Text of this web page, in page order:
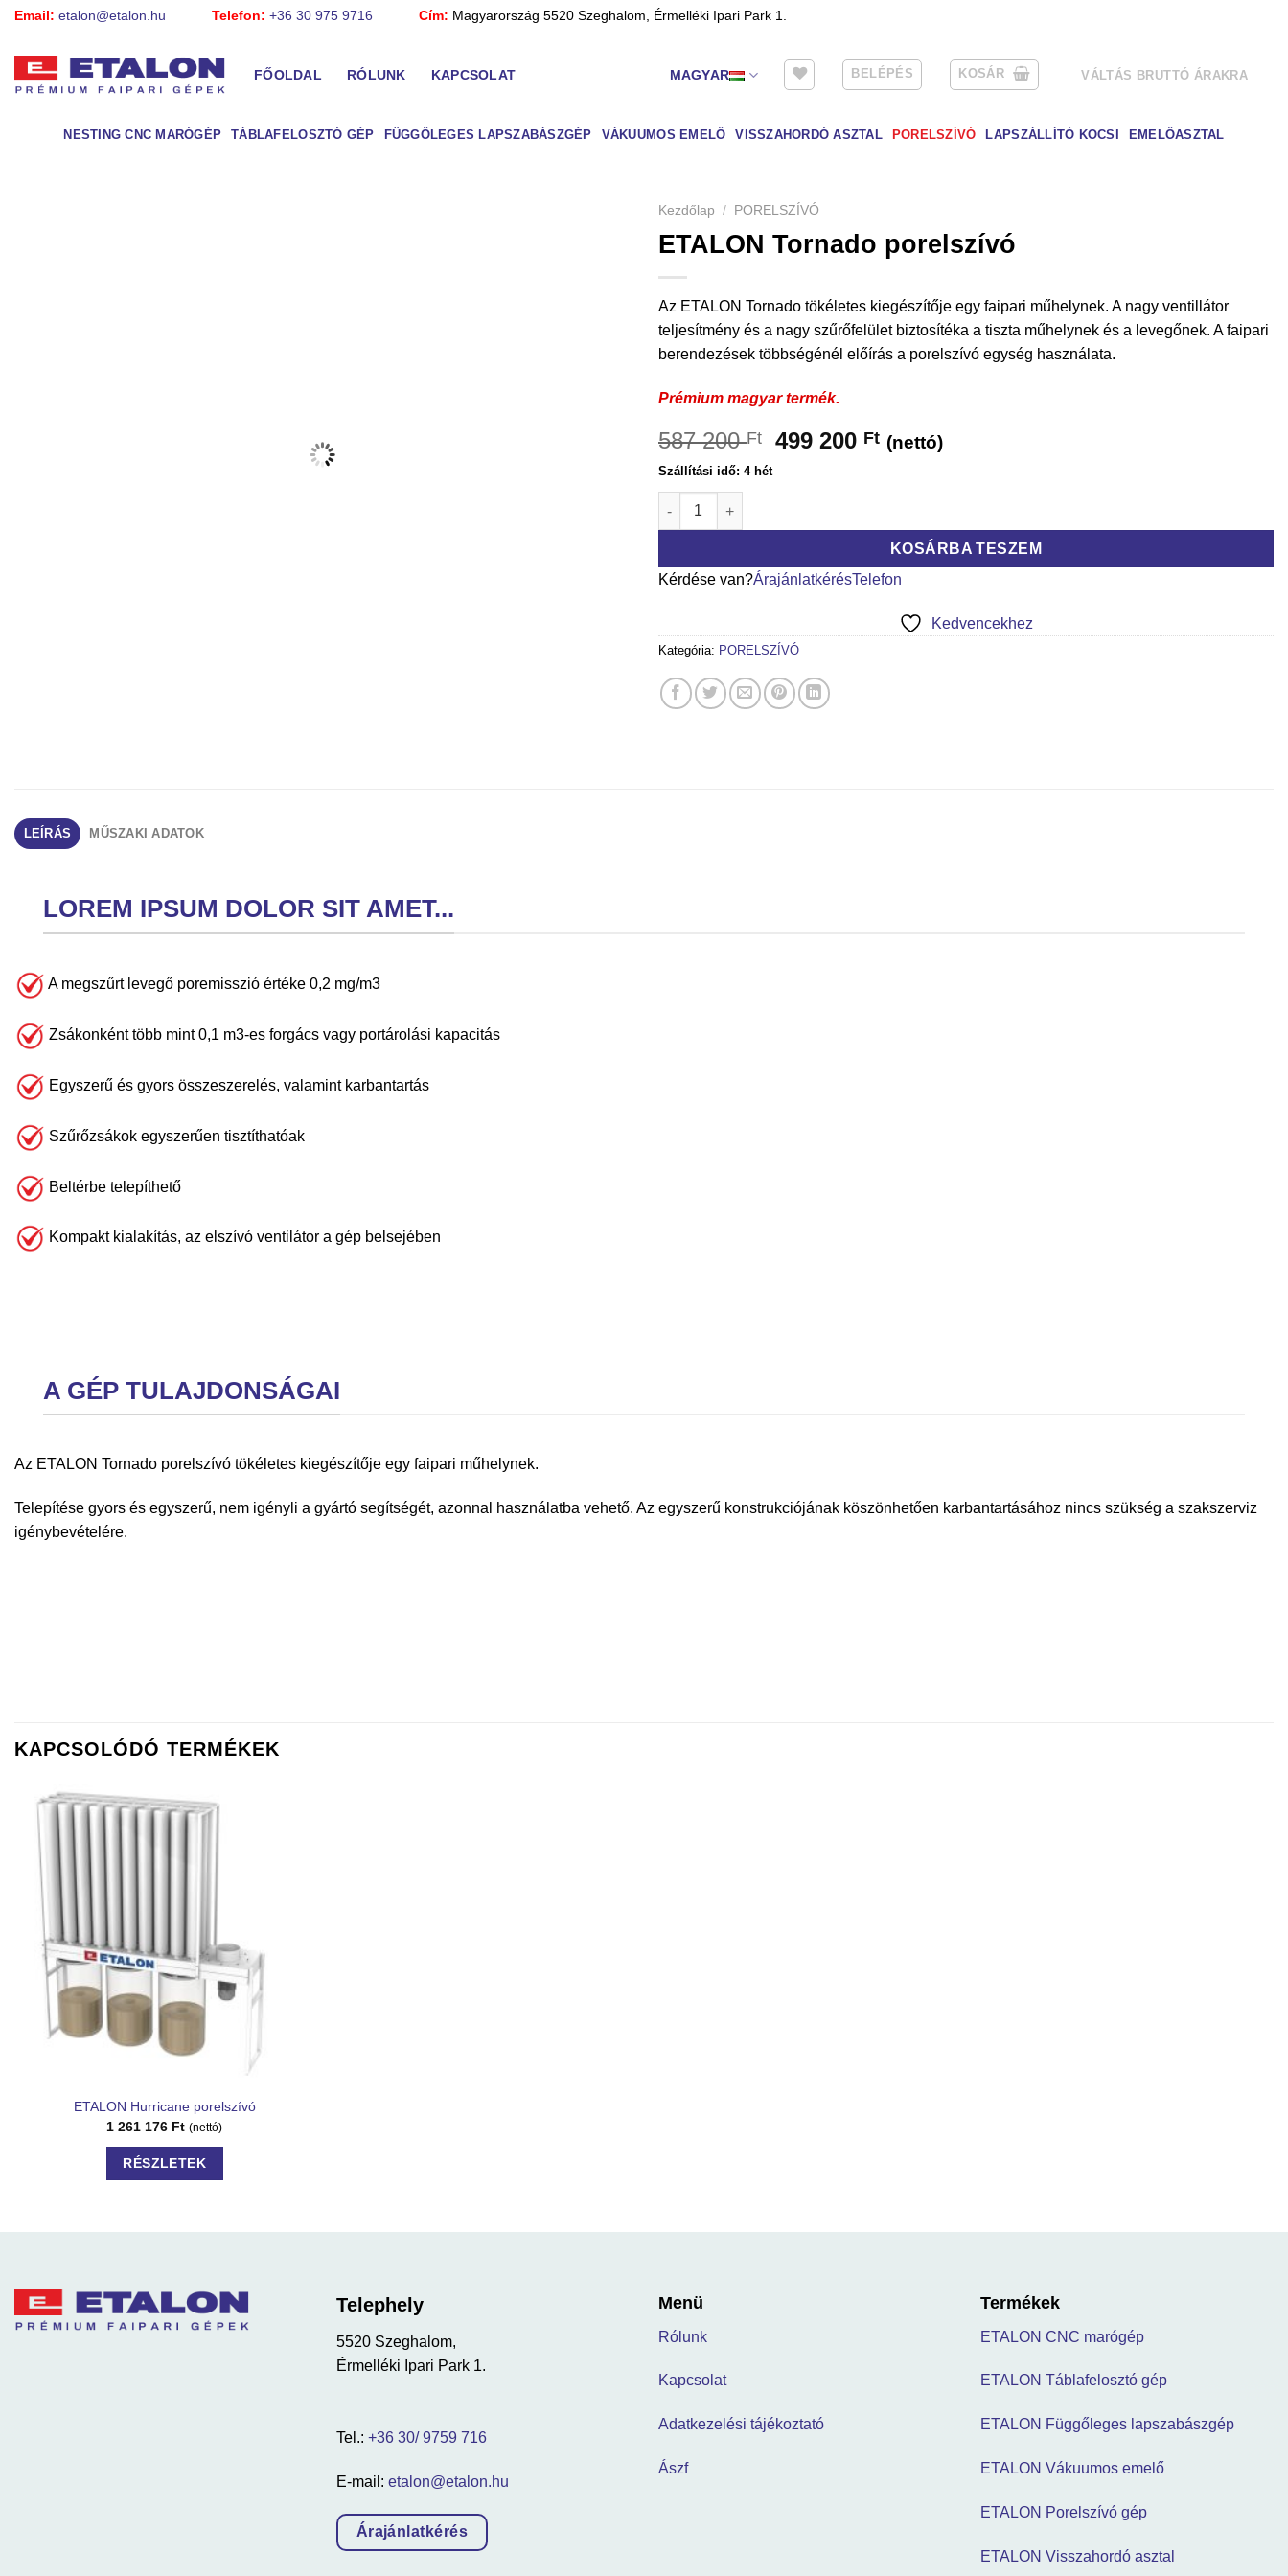
Skip
content
Email: etalon@etalon.hu Telefon: +36 30 975 9716 Cím: Magyarország 5520 Szeghalom, Érmelléki Ipari Park 1.
FŐOLDAL RÓLUNK KAPCSOLAT MAGYAR BELÉPÉS KOSÁR VÁLTÁS BRUTTÓ ÁRAKRA
NESTING CNC MARÓGÉP TÁBLAFELOSZTÓ GÉP FÜGGŐLEGES LAPSZABÁSZGÉP VÁKUUMOS EMELŐ VISSZAHORDÓ ASZTAL PORELSZÍVÓ LAPSZÁLLÍTÓ KOCSI EMELŐASZTAL
Kezdőlap / PORELSZÍVÓ
ETALON Tornado porelszívó
Az ETALON Tornado tökéletes kiegészítője egy faipari műhelynek. A nagy ventillátor
teljesítmény és a nagy szűrőfelület biztosítéka a tiszta műhelynek és a levegőnek. A faipari
berendezések többségénél előírás a porelszívó egység használata.
Prémium magyar termék.
587 200Ft 499 200 Ft (nettó)
Szállítási idő: 4 hét
ETALON Tornado porelszívó mennyiség
KOSÁRBA TESZEM
Kérdése van?ÁrajánlatkérésTelefon
Kedvencekhez
Kategória: PORELSZÍVÓ
LEÍRÁS MŰSZAKI ADATOK
LOREM IPSUM DOLOR SIT AMET...
A megszűrt levegő poremisszió értéke 0,2 mg/m3
Zsákonként több mint 0,1 m3-es forgács vagy portárolási kapacitás
Egyszerű és gyors összeszerelés, valamint karbantartás
Szűrőzsákok egyszerűen tisztíthatóak
Beltérbe telepíthető
Kompakt kialakítás, az elszívó ventilátor a gép belsejében
A GÉP TULAJDONSÁGAI
Az ETALON Tornado porelszívó tökéletes kiegészítője egy faipari műhelynek.
Telepítése gyors és egyszerű, nem igényli a gyártó segítségét, azonnal használatba vehető. Az egyszerű konstrukciójának köszönhetően karbantartásához nincs szükség a szakszerviz
igénybevételére.
KAPCSOLÓDÓ TERMÉKEK
ETALON Hurricane porelszívó
1 261 176 Ft (nettó)
RÉSZLETEK
Telephely
5520 Szeghalom,
Érmelléki Ipari Park 1.
Tel.: +36 30/ 9759 716
E-mail: etalon@etalon.hu
Árajánlatkérés
Menü
Rólunk
Kapcsolat
Adatkezelési tájékoztató
Ászf
Termékek
ETALON CNC marógép
ETALON Táblafelosztó gép
ETALON Függőleges lapszabászgép
ETALON Vákuumos emelő
ETALON Porelszívó gép
ETALON Visszahordó asztal